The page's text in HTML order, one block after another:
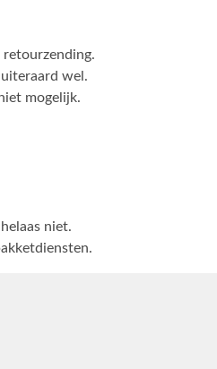
wel.
mogelijk.
niet.